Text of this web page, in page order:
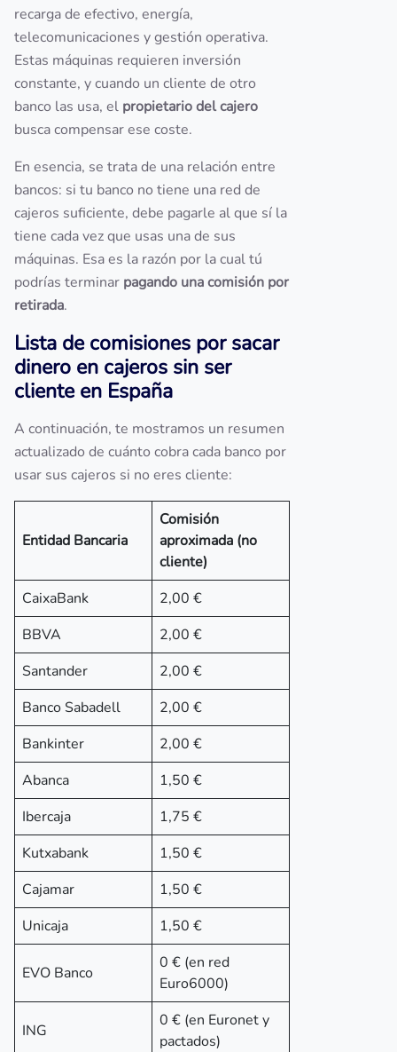
recarga de efectivo, energía,
telecomunicaciones y gestión operativa.
Estas máquinas requieren inversión
constante, y cuando un cliente de otro
banco las usa, el propietario del cajero
busca compensar ese coste.
En esencia, se trata de una relación entre
bancos: si tu banco no tiene una red de
cajeros suficiente, debe pagarle al que sí la
tiene cada vez que usas una de sus
máquinas. Esa es la razón por la cual tú
podrías terminar pagando una comisión por
retirada.
Lista de comisiones por sacar
dinero en cajeros sin ser
cliente en España
A continuación, te mostramos un resumen
actualizado de cuánto cobra cada banco por
usar sus cajeros si no eres cliente:
Entidad Bancaria
Comisión
aproximada (no
cliente)
CaixaBank
2,00 €
BBVA
2,00 €
Santander
2,00 €
Banco Sabadell
2,00 €
Bankinter
2,00 €
Abanca
1,50 €
Ibercaja
1,75 €
Kutxabank
1,50 €
Cajamar
1,50 €
Unicaja
1,50 €
EVO Banco
0 € (en red
Euro6000)
ING
0 € (en Euronet y
pactados)